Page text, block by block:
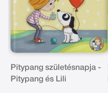
Pitypang születésnapja -
Pitypang és Lili